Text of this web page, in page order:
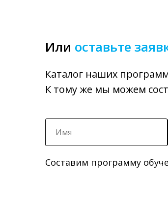
Или оставьте
Каталог наших
К тому же мы можем
Составим программу